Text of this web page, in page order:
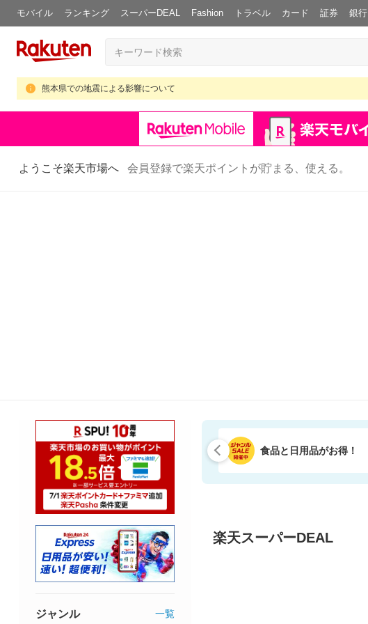
モバイル ランキング スーパーDEAL Fashion トラベル カード 証券 銀行
熊本県での地震による影響について
ようこそ楽天市場へ 会員登録で楽天ポイントが貯まる、使える。
食品と日用品がお得！
楽天スーパーDEAL
ジャンル 一覧